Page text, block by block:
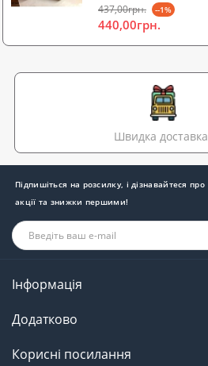
437,00грн. --1%
440,00грн.
Швидка доставка
Підпишіться на розсилку, і дізнавайтеся про
акції та знижки першими!
Інформація
Додатково
Корисні посилання